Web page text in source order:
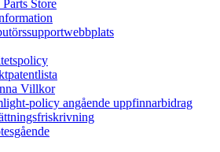
Store
Villkor
policy angående uppfinnarbidrag